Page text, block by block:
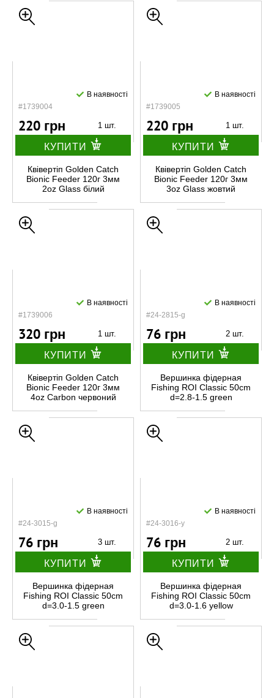
#1739004
В наявності
220 грн 1 шт.
КУПИТИ
Квівертіп Golden Catch
Bionic Feeder 120г 3мм
2oz Glass білий
#1739005
В наявності
220 грн 1 шт.
КУПИТИ
Квівертіп Golden Catch
Bionic Feeder 120г 3мм
3oz Glass жовтий
#1739006
В наявності
320 грн 1 шт.
КУПИТИ
Квівертіп Golden Catch
Bionic Feeder 120г 3мм
4oz Carbon червоний
#24-2815-g
В наявності
76 грн 2 шт.
КУПИТИ
Вершинка фідерная
Fishing ROI Classic 50cm
d=2.8-1.5 green
#24-3015-g
В наявності
76 грн 3 шт.
КУПИТИ
Вершинка фідерная
Fishing ROI Classic 50cm
d=3.0-1.5 green
#24-3016-y
В наявності
76 грн 2 шт.
КУПИТИ
Вершинка фідерная
Fishing ROI Classic 50cm
d=3.0-1.6 yellow